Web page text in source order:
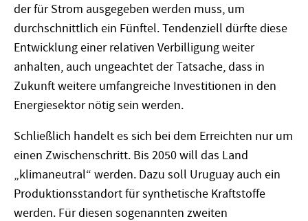
der für Strom ausgegeben werden muss, um
durchschnittlich ein Fünftel. Tendenziell dürfte diese
Entwicklung einer relativen Verbilligung weiter
anhalten, auch ungeachtet der Tatsache, dass in
Zukunft weitere umfangreiche Investitionen in den
Energiesektor nötig sein werden.
Schließlich handelt es sich bei dem Erreichten nur um
einen Zwischenschritt. Bis 2050 will das Land
„klimaneutral“ werden. Dazu soll Uruguay auch ein
Produktionsstandort für synthetische Kraftstoffe
werden. Für diesen sogenannten zweiten